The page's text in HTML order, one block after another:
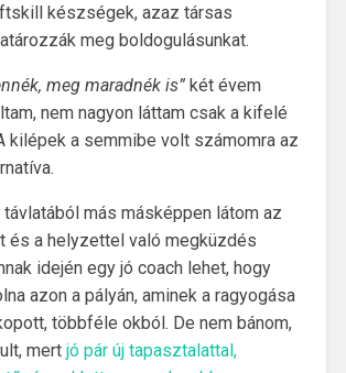
készségek, azaz társas
meg boldogulásunkat.
meg maradnék is”két évem
nem nagyon láttam csak a kifelé
kilépek a semmibe volt számomra az
távlatából más másképpen látom az
és a helyzettel való megküzdés
idején egy jó coach lehet, hogy
azon a pályán, aminek a ragyogása
többféle okból. De nem bánom,
mertjó pár új tapasztalattal,